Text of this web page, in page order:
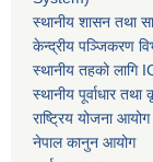
स्थानीय शासन तथा
केन्द्रीय पञ्जिकरण
स्थानीय तहको लागि
स्थानीय पूर्वाधार
राष्ट्रिय योजना आयोग
नेपाल कानुन आयोग